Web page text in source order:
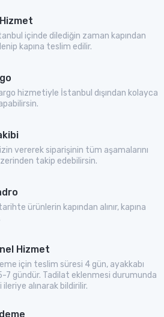
içinde dilediğin zaman kapından
kapına teslim edilir.
hizmetiyle İstanbul dışından kolayca
vererek siparişinin tüm aşamalarını
takip edebilirsin.
ürünlerin kapından alınır, kapına
Hizmet
için teslim süresi 4 gün, ayakkabı
5-7 gündür. Tadilat eklenmesi durumunda
alınarak bildirilir.